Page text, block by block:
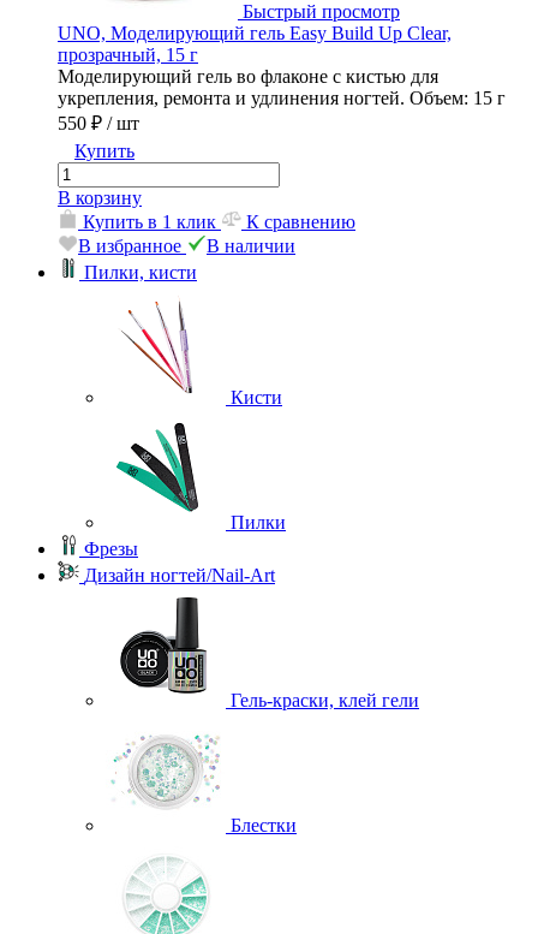
Быстрый просмотр
UNO, Моделирующий гель Easy Build Up Clear,
прозрачный, 15 г
Моделирующий гель во флаконе с кистью для
укрепления, ремонта и удлинения ногтей. Объем: 15 г
550 ₽ / шт
Купить
В корзину
Купить в 1 клик
К сравнению
В избранное
В наличии
Пилки, кисти
Кисти
Пилки
Фрезы
Дизайн ногтей/Nail-Art
Гель-краски, клей гели
Блестки